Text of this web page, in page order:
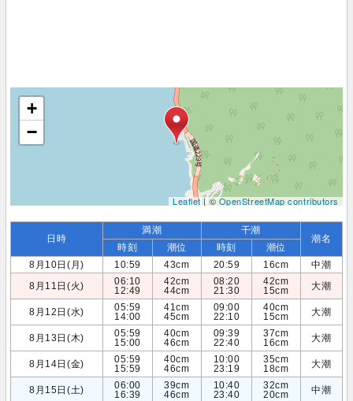
+
−
Leaflet| ©OpenStreetMap contributors
日時
満潮 干潮
潮名
時刻 潮位 時刻
潮位
8月10日(月)
10:59 43cm 20:59 16cm
中潮
8月11日(火)
06:10
12:49
42cm
44cm
08:20
21:30
42cm
15cm
大潮
8月12日(水)
05:59
14:00
41cm
45cm
09:00
22:10
40cm
15cm
大潮
8月13日(木)
05:59
15:00
40cm
46cm
09:39
22:40
37cm
16cm
大潮
8月14日(金)
05:59
15:59
40cm
46cm
10:00
23:19
35cm
18cm
大潮
8月15日(土)
06:00
16:39
39cm
46cm
10:40
23:40
32cm
20cm
中潮